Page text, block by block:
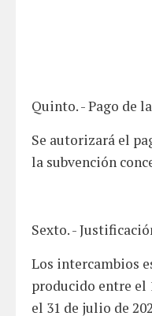
Quinto. - Pago de
Se autorizará el
la subvención
Sexto. -
Los intercambios
producido entre el
el 31 de julio de